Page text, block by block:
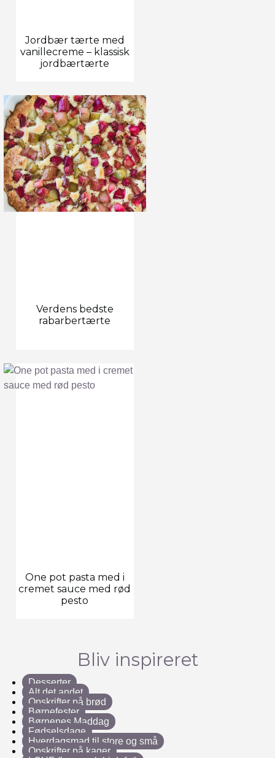
Jordbær tærte med
vanillecreme – klassisk
jordbærtærte
Verdens bedste
rabarbertærte
One pot pasta med i
cremet sauce med rød
pesto
Bliv inspireret
Desserter
Alt det andet
Opskrifter på brød
Børnefester
Børnenes Maddag
Fødselsdage
Hverdagsmad til store og små
Opskrifter på kager